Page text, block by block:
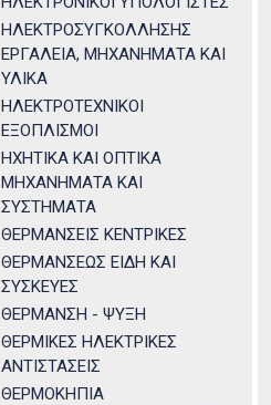
ΗΛΕΚΤΡΟΣΥΓΚΟΛΛΗΣΗΣ
ΕΡΓΑΛΕΙΑ, ΜΗΧΑΝΗΜΑΤΑ ΚΑΙ
ΥΛΙΚΑ
ΗΛΕΚΤΡΟΤΕΧΝΙΚΟΙ
ΕΞΟΠΛΙΣΜΟΙ
ΗΧΗΤΙΚΑ ΚΑΙ ΟΠΤΙΚΑ
ΜΗΧΑΝΗΜΑΤΑ ΚΑΙ
ΣΥΣΤΗΜΑΤΑ
ΘΕΡΜΑΝΣΕΙΣ ΚΕΝΤΡΙΚΕΣ
ΘΕΡΜΑΝΣΕΩΣ ΕΙΔΗ ΚΑΙ
ΣΥΣΚΕΥΕΣ
ΘΕΡΜΑΝΣΗ - ΨΥΞΗ
ΘΕΡΜΙΚΕΣ ΗΛΕΚΤΡΙΚΕΣ
ΑΝΤΙΣΤΑΣΕΙΣ
ΘΕΡΜΟΚΗΠΙΑ